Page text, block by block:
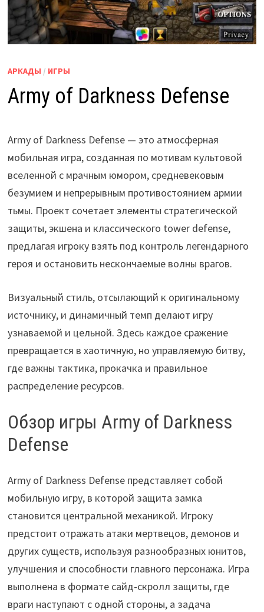
АРКАДЫ / ИГРЫ
Army of Darkness Defense
Army of Darkness Defense — это атмосферная
мобильная игра, созданная по мотивам культовой
вселенной с мрачным юмором, средневековым
безумием и непрерывным противостоянием армии
тьмы. Проект сочетает элементы стратегической
защиты, экшена и классического tower defense,
предлагая игроку взять под контроль легендарного
героя и остановить нескончаемые волны врагов.
Визуальный стиль, отсылающий к оригинальному
источнику, и динамичный темп делают игру
узнаваемой и цельной. Здесь каждое сражение
превращается в хаотичную, но управляемую битву,
где важны тактика, прокачка и правильное
распределение ресурсов.
Обзор игры Army of Darkness
Defense
Army of Darkness Defense представляет собой
мобильную игру, в которой защита замка
становится центральной механикой. Игроку
предстоит отражать атаки мертвецов, демонов и
других существ, используя разнообразных юнитов,
улучшения и способности главного персонажа. Игра
выполнена в формате сайд-скролл защиты, где
враги наступают с одной стороны, а задача